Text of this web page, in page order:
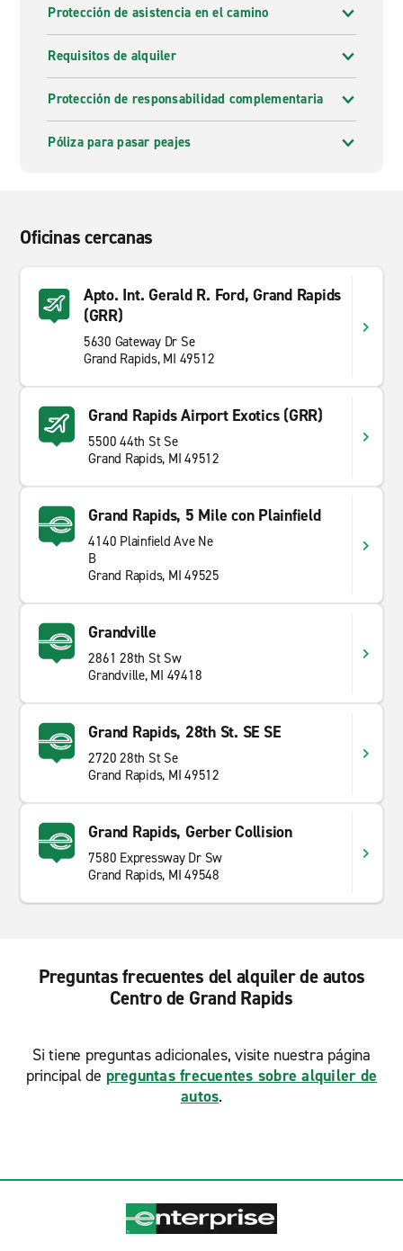
Protección de asistencia en el camino
Requisitos de alquiler
Protección de responsabilidad complementaria
Póliza para pasar peajes
Oficinas cercanas
Apto. Int. Gerald R. Ford, Grand Rapids
(GRR)
5630 Gateway Dr Se
Grand Rapids, MI 49512
Grand Rapids Airport Exotics (GRR)
5500 44th St Se
Grand Rapids, MI 49512
Grand Rapids, 5 Mile con Plainfield
4140 Plainfield Ave Ne
B
Grand Rapids, MI 49525
Grandville
2861 28th St Sw
Grandville, MI 49418
Grand Rapids, 28th St. SE SE
2720 28th St Se
Grand Rapids, MI 49512
Grand Rapids, Gerber Collision
7580 Expressway Dr Sw
Grand Rapids, MI 49548
Preguntas frecuentes del alquiler de autos
Centro de Grand Rapids
Si tiene preguntas adicionales, visite nuestra página
principal de preguntas frecuentes sobre alquiler de
autos.